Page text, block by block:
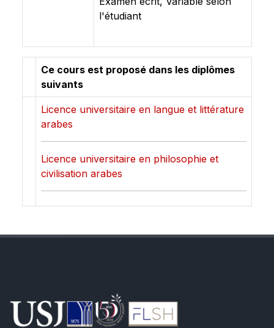
l'étudiant
Ce cours est proposé dans les diplômes
suivants
Licence universitaire en langue et littérature
arabes
Licence universitaire en philosophie et
civilisation arabes